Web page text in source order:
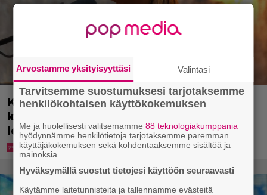
Karita Tykän ja Sami Saikkosen rakkaus
kukoistaa – vähäpukeista hempeilyä ja
leveitä virnistyksiä laiturilla
Arvostamme yksityisyyttäsi Valintasi
Tarvitsemme suostumuksesi tarjotaksemme
henkilökohtaisen käyttökokemuksen
Me ja huolellisesti valitsemamme88 teknologiakumppania
hyödynnämme henkilötietoja tarjotaksemme paremman
käyttäjäkokemuksen sekä kohdentaaksemme sisältöä ja
mainoksia.
Hyväksymällä suostut tietojesi käyttöön seuraavasti
Käytämme laitetunnisteita ja tallennamme evästeitä